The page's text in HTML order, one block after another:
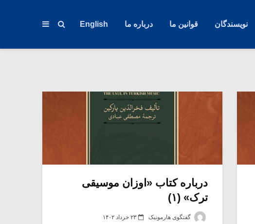
نویسندگان قوانین ما درباره ما English
درباره کتاب «اوزان موسیقی
ترک» (۱)
گفتگوی هارمونیک ۲۳ خرداد ۱۴۰۲